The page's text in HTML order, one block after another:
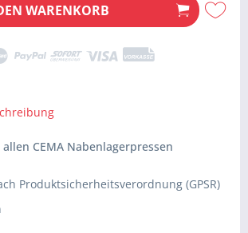
WARENKORB
CEMA Nabenlagerpressen
Produktsicherheitsverordnung (GPSR)